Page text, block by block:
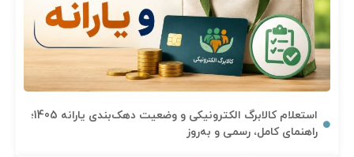
استعلام کالابرگ الکترونیکی و وضعیت دهک‌بندی یارانه 1405؛
راهنمای کامل، رسمی و به‌روز